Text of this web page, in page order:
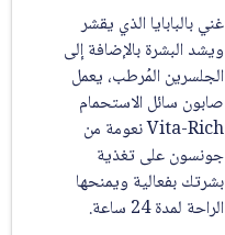
غني بالبابايا الذي يقشر
ويشد البشرة بالإضافة إلى
الجلسرين المُرطب، يعمل
صابون سائل الاستحمام
Vita-Rich نعومة من
جونسون على تغذية
بشرتك بفعالية ويمنحها
الراحة لمدة 24 ساعة.